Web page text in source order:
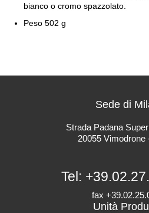
bianco o cromo spazzolato.
Peso 502 g
Sede di
Strada Padana
20055 Vimodrone
Tel:
fax
Unità